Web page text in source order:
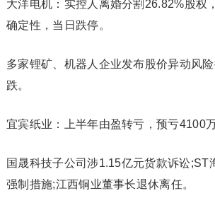
大洋电机：实控人离婚分割26.82%股权
确定性，当日跌停。
多家锂矿、机器人企业发布股价异动风
跌。
宜宾纸业：上半年由盈转亏，预亏4100
国晟科技子公司涉1.15亿元货款诉讼;ST
强制措施;江西铜业董事长退休离任。